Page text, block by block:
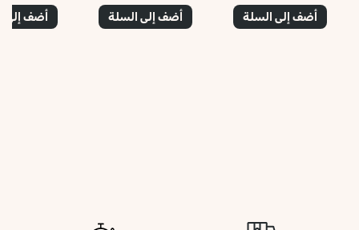
أضف إلى السلة أضف إلى السلة أضف إلى